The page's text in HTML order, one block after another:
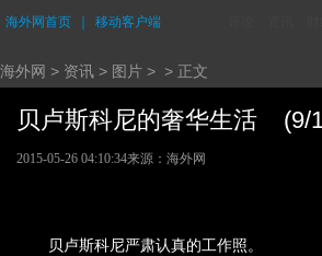
海外网首页 移动客户端
海外网 > 资讯 > 图片 > > 正文
贝卢斯科尼的奢华生活 (9/
2015-05-26 04:10:34来源：海外网
贝卢斯科尼严肃认真的工作照。